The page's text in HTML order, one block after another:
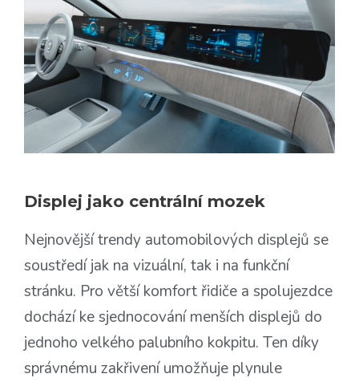
Displej jako centrální mozek
Nejnovější trendy automobilových displejů se
soustředí jak na vizuální, tak i na funkční
stránku. Pro větší komfort řidiče a spolujezdce
dochází ke sjednocování menších displejů do
jednoho velkého palubního kokpitu. Ten díky
správnému zakřivení umožňuje plynule